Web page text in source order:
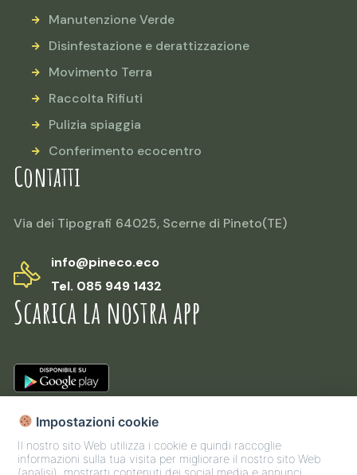
Manutenzione Verde
Disinfestazione e derattizzazione
Movimento Terra
Raccolta Rifiuti
Pulizia spiaggia
Conferimento ecocentro
Contatti
Via dei Tipografi 64025, Scerne di Pineto(TE)
info@pineco.eco
Tel. 085 949 1432
Scarica la nostra app
Impostazioni cookie
Il nostro sito Web utilizza i cookie e quindi raccoglie
informazioni sulla tua visita per migliorare il nostro sito Web
(analisi), mostrarti contenuti dei social media e annunci